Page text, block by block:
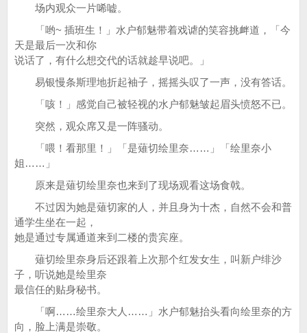
场内观众一片唏嘘。
「哟~ 插班生！」水户郁魅带着戏谑的笑容挑衅道，「今
天是最后一次和你
说话了，有什么想交代的话就趁早说吧。」
易银慢条斯理地折起袖子，摇摇头叹了一声，没有答话。
「咳！」感觉自己被轻视的水户郁魅皱起眉头愤怒不已。
突然，观众席又是一阵骚动。
「喂！看那里！」「是薙切绘里奈……」「绘里奈小
姐……」
原来是薙切绘里奈也来到了现场观看这场食戟。
不过因为她是薙切家的人，并且身为十杰，自然不会和普
通学生坐在一起，
她是通过专属通道来到二楼的贵宾座。
薙切绘里奈身后还跟着上次那个红发女生，叫新户绯沙
子，听说她是绘里奈
最信任的贴身秘书。
「啊……绘里奈大人……」水户郁魅抬头看向绘里奈的方
向，脸上满是崇敬。